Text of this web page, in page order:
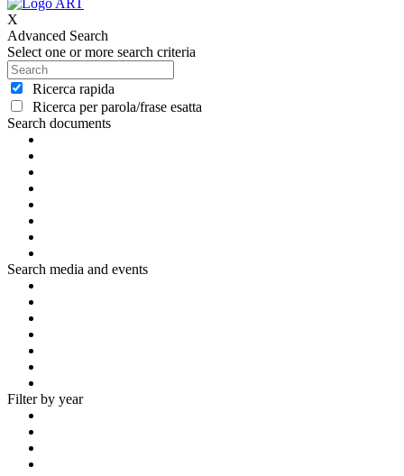
X
Advanced Search
Select one or more search criteria
Ricerca rapida
Ricerca per parola/frase esatta
Search documents
Search media and events
Filter by year